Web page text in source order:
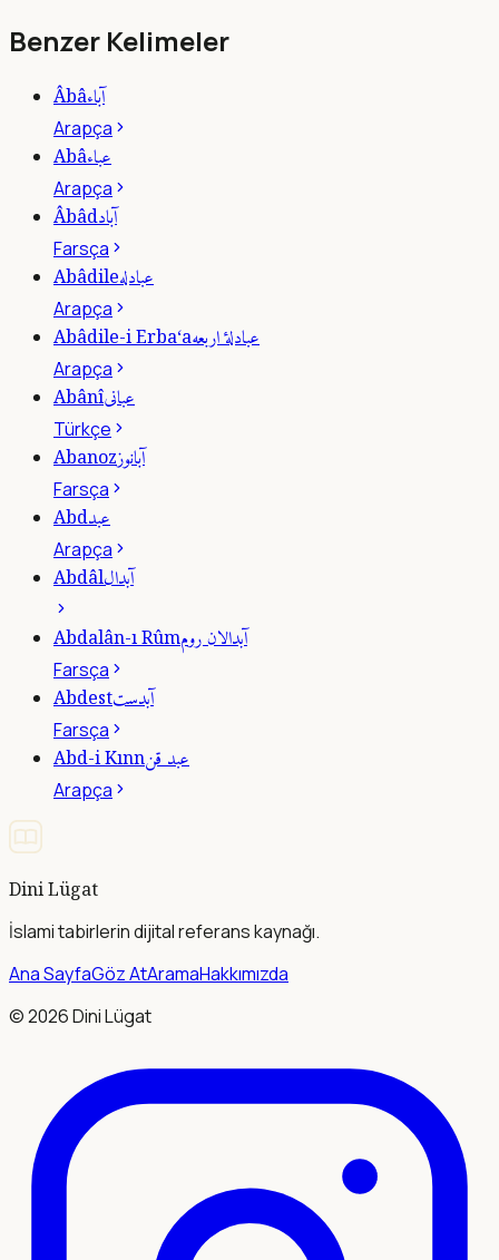
Benzer Kelimeler
Âbâآباء
Arapça
Abâعباء
Arapça
Âbâdآباد
Farsça
Abâdileعبادله
Arapça
Abâdile-i Erba‘aعبادلۀ اربعه
Arapça
Abânîعبانى
Türkçe
Abanozآبانوز
Farsça
Abdعبد
Arapça
Abdâlآبدال
Abdalân-ı Rûmآبدالان روم
Farsça
Abdestآبدست
Farsça
Abd-i Kınnعبد قن
Arapça
Dini Lügat
İslami tabirlerin dijital referans kaynağı.
Ana SayfaGöz AtAramaHakkımızda
©2026Dini Lügat